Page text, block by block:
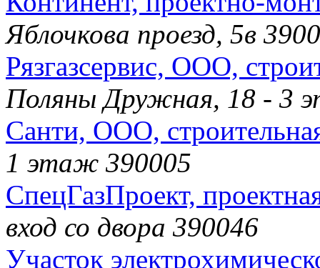
Яблочкова проезд, 5в
Рязгазсервис, ООО,
Поляны Дружная, 18 - 3
Санти, ООО,
1 этаж 390005
СпецГазПроект,
вход со двора 390046
Участок